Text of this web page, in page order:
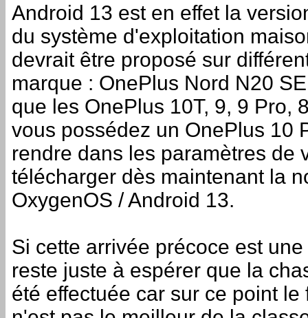
Android 13 est en effet la
du système d'exploitation
devrait être proposé sur
marque : OnePlus Nord N20
que les OnePlus 10T, 9, 9 Pro,
vous possédez un OnePlus 10
rendre dans les paramètres de
télécharger dès maintenant la
OxygenOS / Android 13.
Si cette arrivée précoce est
reste juste à espérer que la
été effectuée car sur ce point